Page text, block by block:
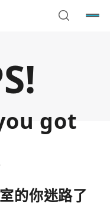
got
的你迷路了